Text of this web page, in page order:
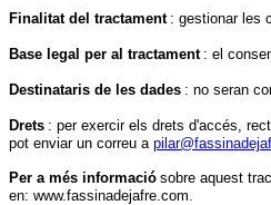
Finalitat del tractament : gestionar les
Base legal per al tractament : el
Destinataris de les dades : no seran
Drets : per exercir els drets d'accés,
pot enviar un correu a
Per a més informació sobre aquest
en: www.fassinadejafre.com